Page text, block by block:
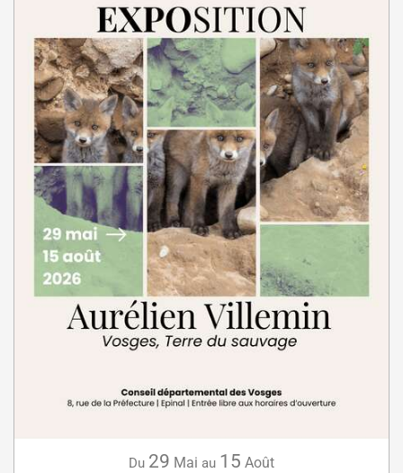
Du 29 Mai au 15 Août